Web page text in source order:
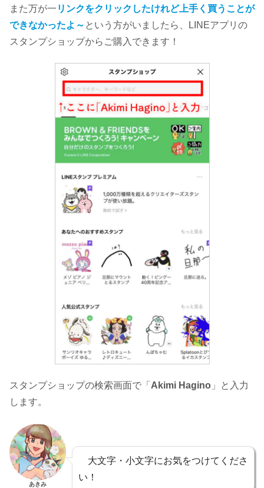
また万が一 リンクをクリックしたけれど上手く買うことが
できなかったよ～ という方がいましたら、LINEアプリの
スタンプショップからご購入できます！
スタンプショップの検索画面で「 Akimi Hagino 」と入力
します。
あきみ
大文字・小文字にお気をつけてくださ
い！